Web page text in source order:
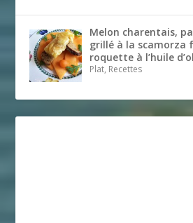
Melon charentais,
grillé à la scamorza
roquette à l’huile
Plat, Recettes